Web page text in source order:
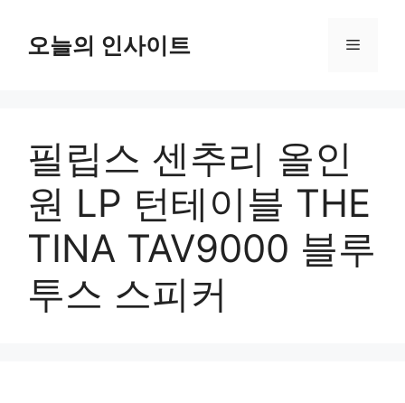
오늘의 인사이트 메
필립스 센추리 올인
원 LP 턴테이블 THE
TINA TAV9000 블루
투스 스피커